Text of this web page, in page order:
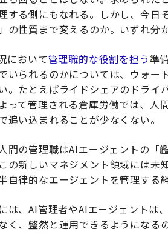
する側にもなれる。しかし、今日
の性質まで変えるのか。いずれ分
において管理職的な役割を担う準
いられるのかについては、ウォ
。たとえばライドシェアのドライ
って管理される倉庫労働では、人
追い込まれることが少なくない。
間の管理職はAIエージェントの「
の新しいマネジメント領域には未
自律的なエージェントを管理する
は、AI管理者やAIエージェントは
く、整然と運用できるようになる